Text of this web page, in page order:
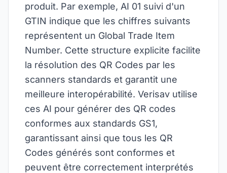
produit. Par exemple, AI 01 suivi d'un
GTIN indique que les chiffres suivants
représentent un Global Trade Item
Number. Cette structure explicite facilite
la résolution des QR Codes par les
scanners standards et garantit une
meilleure interopérabilité. Verisav utilise
ces AI pour générer des QR codes
conformes aux standards GS1,
garantissant ainsi que tous les QR
Codes générés sont conformes et
peuvent être correctement interprétés